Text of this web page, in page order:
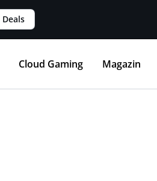
Deals
Cloud Gaming Magazin